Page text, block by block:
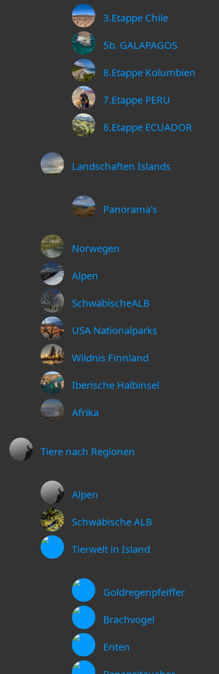
3.Etappe Chile
5b. GALAPAGOS
8.Etappe Kolumbien
7.Etappe PERU
6.Etappe ECUADOR
Landschaften Islands
Panorama's
Norwegen
Alpen
SchwäbischeALB
USA Nationalparks
Wildnis Finnland
Iberische Halbinsel
Afrika
Tiere nach Regionen
Alpen
Schwäbische ALB
Tierwelt in Island
Goldregenpfeiffer
Brachvogel
Enten